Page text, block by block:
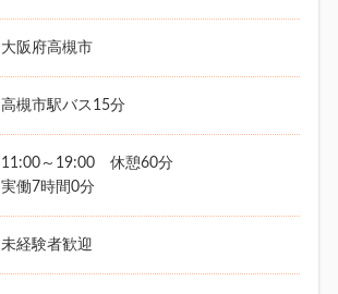
大阪府高槻市
高槻市駅バス15分
11:00～19:00 休憩60分
実働7時間0分
未経験者歓迎